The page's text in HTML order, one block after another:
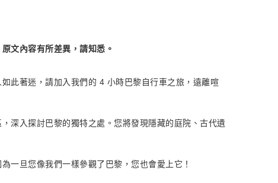
文內容有所差異，請知悉。
此著迷，請加入我們的 4 小時巴黎自行車之旅，遠離喧
深入探討巴黎的獨特之處。您將發現隱藏的庭院、古代遺
一旦您像我們一樣參觀了巴黎，您也會愛上它！